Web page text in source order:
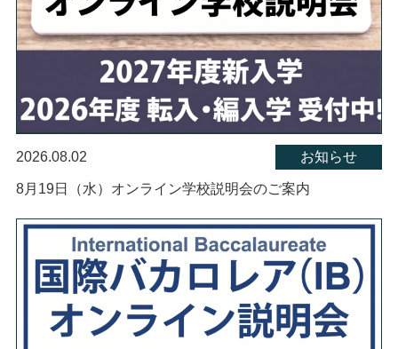
2026.08.02 お知らせ
8月19日（水）オンライン学校説明会のご案内